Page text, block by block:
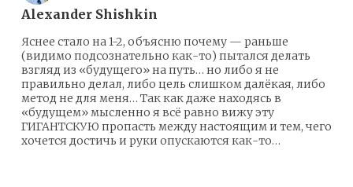
Alexander Shishkin
Яснее стало на 1-2, объясню почему — раньше
(видимо подсознательно как-то) пытался делать
взгляд из «будущего» на путь… но либо я не
правильно делал, либо цель слишком далёкая, либо
метод не для меня… Так как даже находясь в
«будущем» мысленно я всё равно вижу эту
ГИГАНТСКУЮ пропасть между настоящим и тем, чего
хочется достичь и руки опускаются как-то…